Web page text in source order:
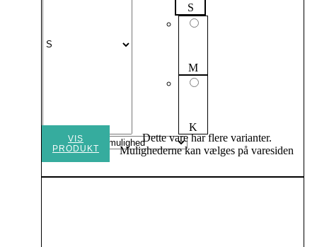
S
M
K
VIS
PRODUKT
Dette vare har flere varianter.
Mulighederne kan vælges på varesiden